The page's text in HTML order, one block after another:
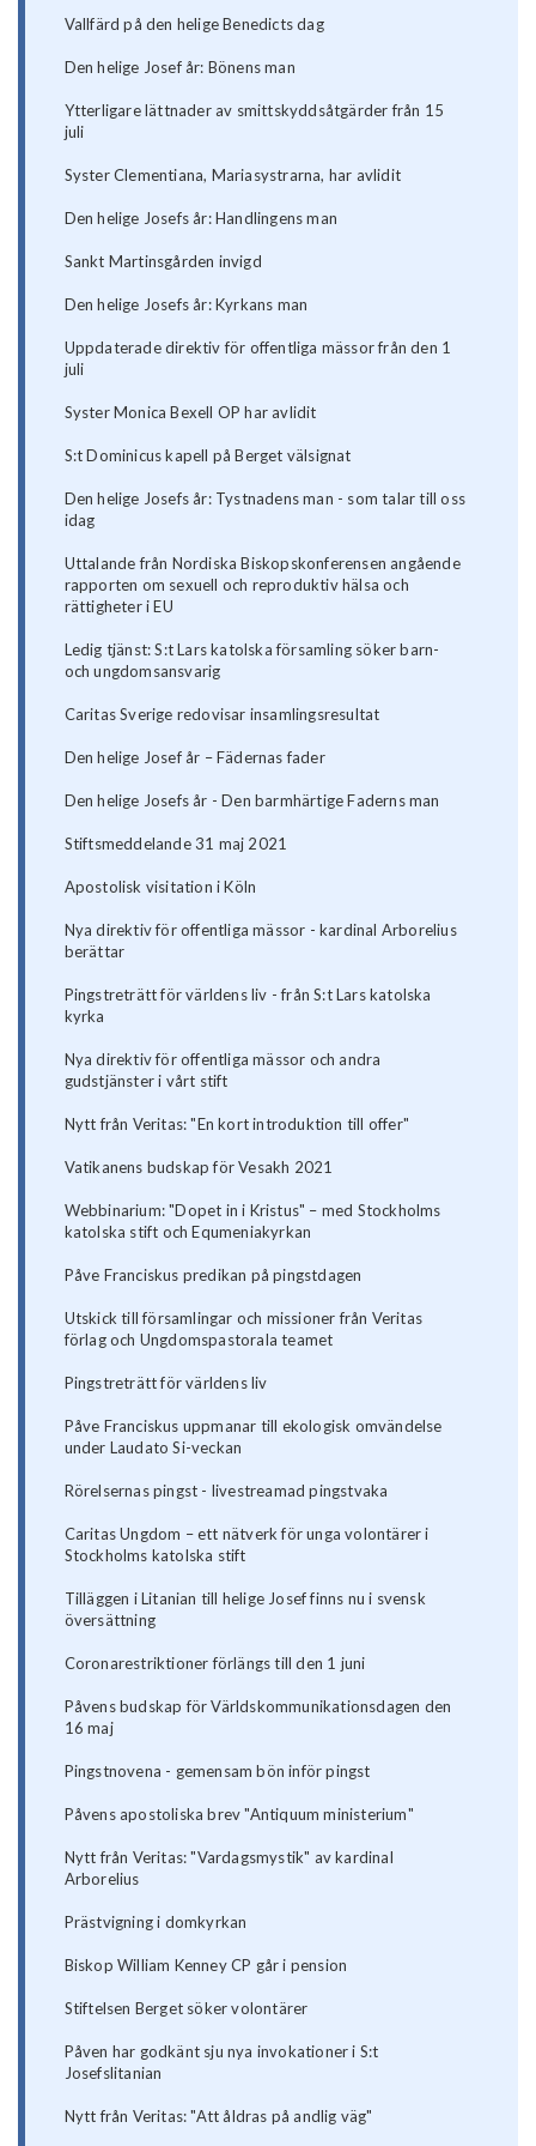
Vallfärd på den helige Benedicts dag
Den helige Josef år: Bönens man
Ytterligare lättnader av smittskyddsåtgärder från 15
juli
Syster Clementiana, Mariasystrarna, har avlidit
Den helige Josefs år: Handlingens man
Sankt Martinsgården invigd
Den helige Josefs år: Kyrkans man
Uppdaterade direktiv för offentliga mässor från den 1
juli
Syster Monica Bexell OP har avlidit
S:t Dominicus kapell på Berget välsignat
Den helige Josefs år: Tystnadens man - som talar till oss
idag
Uttalande från Nordiska Biskopskonferensen angående
rapporten om sexuell och reproduktiv hälsa och
rättigheter i EU
Ledig tjänst: S:t Lars katolska församling söker barn-
och ungdomsansvarig
Caritas Sverige redovisar insamlingsresultat
Den helige Josef år – Fädernas fader
Den helige Josefs år - Den barmhärtige Faderns man
Stiftsmeddelande 31 maj 2021
Apostolisk visitation i Köln
Nya direktiv för offentliga mässor - kardinal Arborelius
berättar
Pingstreträtt för världens liv - från S:t Lars katolska
kyrka
Nya direktiv för offentliga mässor och andra
gudstjänster i vårt stift
Nytt från Veritas: "En kort introduktion till offer"
Vatikanens budskap för Vesakh 2021
Webbinarium: "Dopet in i Kristus" – med Stockholms
katolska stift och Equmeniakyrkan
Påve Franciskus predikan på pingstdagen
Utskick till församlingar och missioner från Veritas
förlag och Ungdomspastorala teamet
Pingstreträtt för världens liv
Påve Franciskus uppmanar till ekologisk omvändelse
under Laudato Si-veckan
Rörelsernas pingst - livestreamad pingstvaka
Caritas Ungdom – ett nätverk för unga volontärer i
Stockholms katolska stift
Tilläggen i Litanian till helige Josef finns nu i svensk
översättning
Coronarestriktioner förlängs till den 1 juni
Påvens budskap för Världskommunikationsdagen den
16 maj
Pingstnovena - gemensam bön inför pingst
Påvens apostoliska brev "Antiquum ministerium"
Nytt från Veritas: "Vardagsmystik" av kardinal
Arborelius
Prästvigning i domkyrkan
Biskop William Kenney CP går i pension
Stiftelsen Berget söker volontärer
Påven har godkänt sju nya invokationer i S:t
Josefslitanian
Nytt från Veritas: "Att åldras på andlig väg"